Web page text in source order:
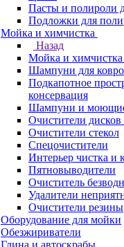
Пасты и полироли
Подложки для
Мойка и химчистка
Назад
Мойка и химчистка
Шампуни для
Подкапотное
консервация
Шампуни и моющие
Очистители дисков
Очистители стекол
Спецочистители
Интерьер чистка и
Пятновыводители
Очиститель
Удалители
Очистители резины
Оборудование для мойки
Обезжириватели
Глина и автоскрабы